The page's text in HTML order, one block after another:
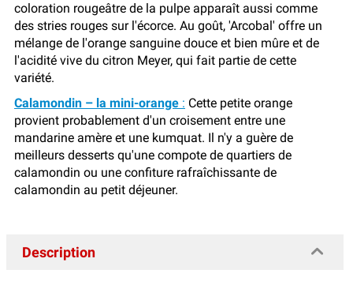
coloration rougeâtre de la pulpe apparaît aussi comme
des stries rouges sur l'écorce. Au goût, 'Arcobal' offre un
mélange de l'orange sanguine douce et bien mûre et de
l'acidité vive du citron Meyer, qui fait partie de cette
variété.
Calamondin – la mini-orange : Cette petite orange
provient probablement d'un croisement entre une
mandarine amère et une kumquat. Il n'y a guère de
meilleurs desserts qu'une compote de quartiers de
calamondin ou une confiture rafraîchissante de
calamondin au petit déjeuner.
Description